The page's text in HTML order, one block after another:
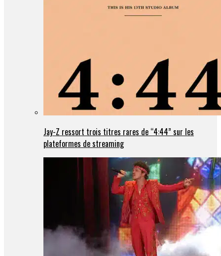
Jay-Z ressort trois titres rares de “4:44” sur les
plateformes de streaming